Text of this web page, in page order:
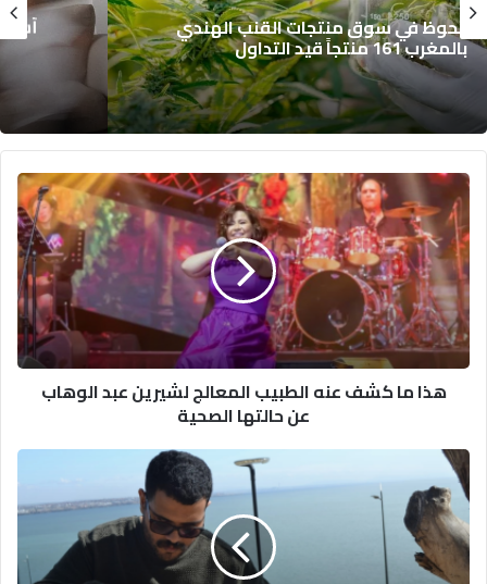
أسر مرضى تشتت الانتباه تلوح بالاحتجاج بسبب
النقص الحاد في الأدوية الأساسية
هذا
ما
كشف
عنه
الطبيب
المعالج
لشيرين
عبد
الوهاب
هذا ما كشف عنه الطبيب المعالج لشيرين عبد الوهاب
عن حالتها الصحية
قالو
للمندوب
الثقافة:
واش
كتعرف
العلم؟